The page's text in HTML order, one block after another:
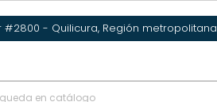
#2800 - Quilicura, Región metropolitana